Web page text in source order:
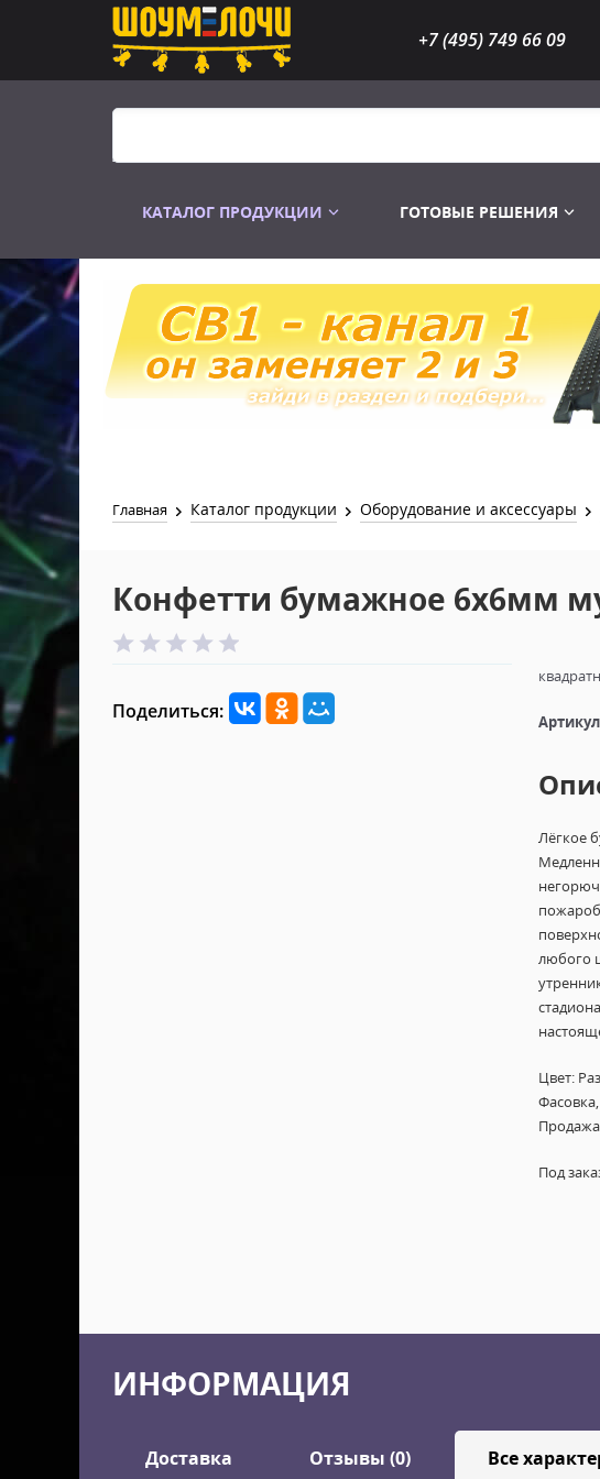
+7 (495) 749 66 09
КАТАЛОГ ПРОДУКЦИИ
Распродажа Лампы
ГОТОВЫЕ РЕШЕНИЯ
Главная Каталог продукции Оборудование и аксессуары
Конфетти бумажное 6х6мм
Поделиться:
Лёгкое
любого
Цвет:
Фасовка,
Продажа
Под
ИНФОРМАЦИЯ
Доставка Отзывы (0) Все